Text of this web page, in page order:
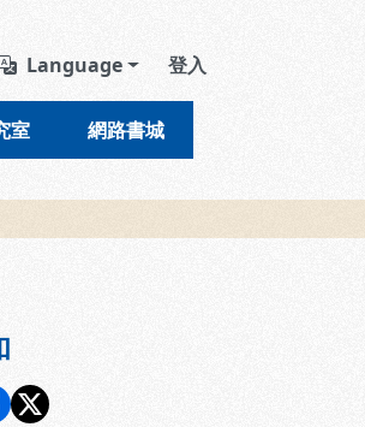
Language 登入
室 網路書城